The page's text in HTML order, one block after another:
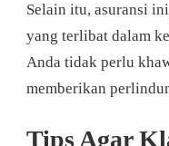
Selain itu, asuransi
yang terlibat dalam
Anda tidak perlu
memberikan
Tips Agar